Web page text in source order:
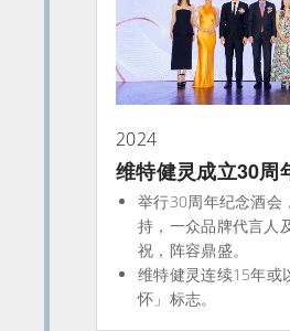
2024
维特健灵成立30周
举行30周年纪念酒会
持，一众品牌代言人
祝，阵容鼎盛。
维特健灵连续15年或
怀」标志。